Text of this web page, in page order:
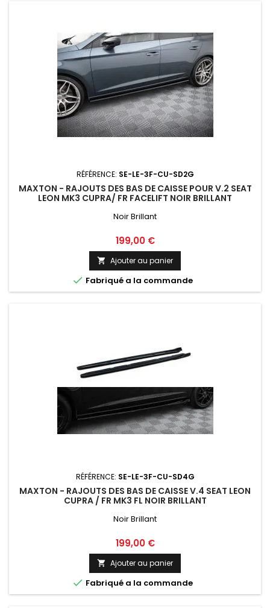
RÉFÉRENCE: SE-LE-3F-CU-SD2G
MAXTON - RAJOUTS DES BAS DE CAISSE POUR V.2 SEAT
LEON MK3 CUPRA/ FR FACELIFT NOIR BRILLANT
Noir Brillant
Prix
199,00 €
 Ajouter au panier
 Fabriqué a la commande
RÉFÉRENCE: SE-LE-3F-CU-SD4G
MAXTON - RAJOUTS DES BAS DE CAISSE V.4 SEAT LEON
CUPRA / FR MK3 FL NOIR BRILLANT
Noir Brillant
Prix
199,00 €
 Ajouter au panier
 Fabriqué a la commande